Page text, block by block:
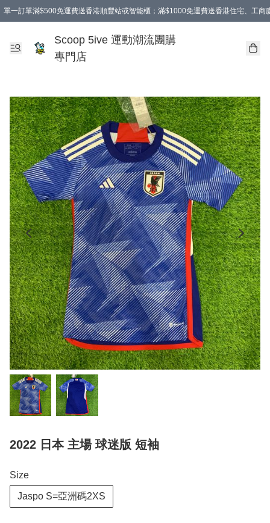
單一訂單滿$500免運費送香港順豐站或智能櫃；滿$1000免運費送香港住宅、工商
Scoop 5ive 運動潮流團購
專門店
2022 日本 主場 球迷版 短袖
Size
Jaspo S=亞洲碼2XS